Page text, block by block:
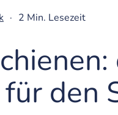
· 2 Min. Lesezeit
den